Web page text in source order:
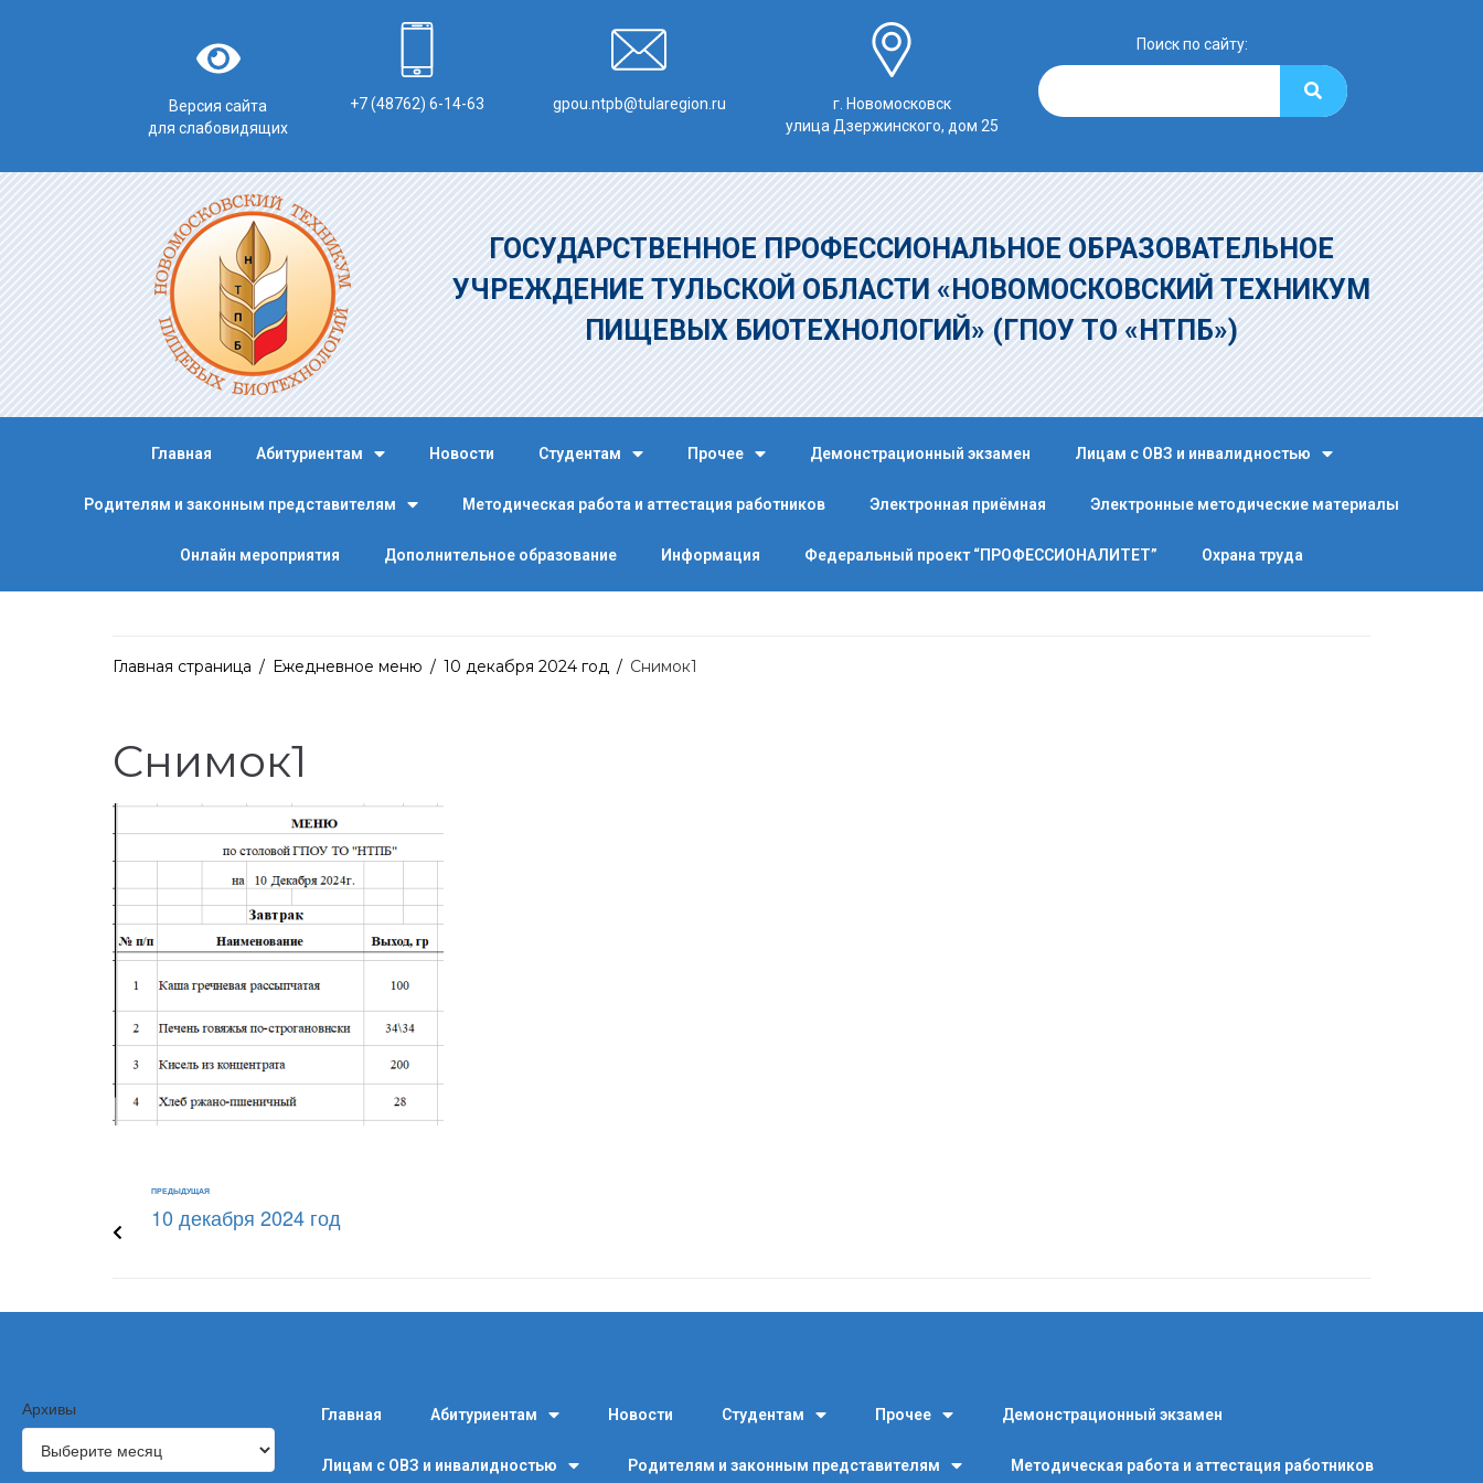
Версия сайта
для слабовидящих
+7 (48762) 6-14-63 gpou.ntpb@tularegion.ru
г. Новомосковск
улица Дзержинского, дом 25
Поиск по сайту:
ГОСУДАРСТВЕННОЕ ПРОФЕССИОНАЛЬНОЕ ОБРАЗОВАТЕЛЬНОЕ
УЧРЕЖДЕНИЕ ТУЛЬСКОЙ ОБЛАСТИ «НОВОМОСКОВСКИЙ ТЕХНИКУМ
ПИЩЕВЫХ БИОТЕХНОЛОГИЙ» (ГПОУ ТО «НТПБ»)
Главная Абитуриентам Новости Студентам Прочее Демонстрационный экзамен Лицам с ОВЗ и инвалидностью
Родителям и законным представителям Методическая работа и аттестация работников Электронная приёмная Электронные методические материалы
Онлайн мероприятия Дополнительное образование Информация Федеральный проект “ПРОФЕССИОНАЛИТЕТ” Охрана труда
Главная страница / Ежедневное меню / 10 декабря 2024 год / Снимок1
Снимок1
ПРЕДЫДУЩАЯ
10 декабря 2024 год
Архивы Главная Абитуриентам Новости Студентам Прочее Демонстрационный экзамен
Лицам с ОВЗ и инвалидностью Родителям и законным представителям Методическая работа и аттестация работников